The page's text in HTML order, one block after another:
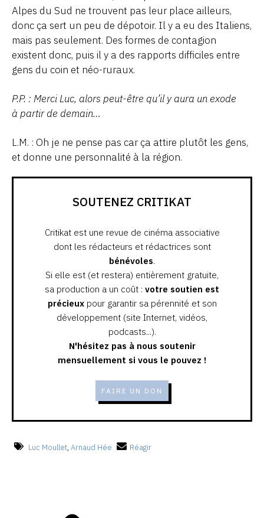
Alpes du Sud ne trouvent pas leur place ailleurs,
donc ça sert un peu de dépotoir. Il y a eu des Italiens,
mais pas seulement. Des formes de contagion
existent donc, puis il y a des rapports difficiles entre
gens du coin et néo-ruraux.
P.P. : Merci Luc, alors peut-être qu’il y aura un exode
à partir de demain…
L.M. : Oh je ne pense pas car ça attire plutôt les gens,
et donne une personnalité à la région.
SOUTENEZ CRITIKAT
Critikat est une revue de cinéma associative
dont les rédacteurs et rédactrices sont
bénévoles.
Si elle est (et restera) entièrement gratuite,
sa production a un coût : votre soutien est
précieuxpour garantir sa pérennité et son
développement (site Internet, vidéos,
podcasts...).
N'hésitez pas à nous soutenir
mensuellement si vous le pouvez !
FAIRE UN DON
Luc Moullet, Arnaud Hée Réagir